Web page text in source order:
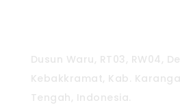
Dusun Waru, RT03, RW04,
Kebakkramat, Kab.
Tengah, Indonesia.